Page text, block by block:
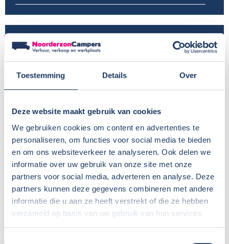
Toestemming Details Over
Deze website maakt gebruik van cookies
We gebruiken cookies om content en advertenties te
personaliseren, om functies voor social media te bieden
en om ons websiteverkeer te analyseren. Ook delen we
informatie over uw gebruik van onze site met onze
partners voor social media, adverteren en analyse. Deze
partners kunnen deze gegevens combineren met andere
informatie die u aan ze heeft verstrekt of die ze hebben
verzameld op basis van uw gebruik van hun services.
VERHUUR
Provincie:
Friesland
Type verhuur:
Voor meer informatie, zieCamper huren met hond
BTW aftrekbaar?:
Wisseldag:
Zaterdag
Standaard haaltijd:
16.00 uur
Standaard retourtijd:
09.00 uur
Plaatsnaam:
Gorredijk
Parkeren eigen auto:
Op parkeerplaats in wijk
verhuurder